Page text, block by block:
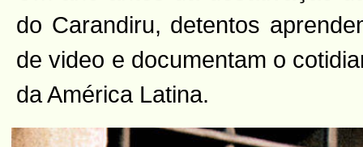
do Carandiru, detentos
de video e documentam o
da América Latina.